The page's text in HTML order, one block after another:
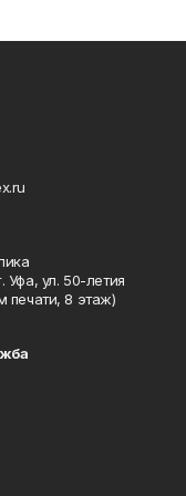
Уфа, ул. 50-летия
печати, 8 этаж)